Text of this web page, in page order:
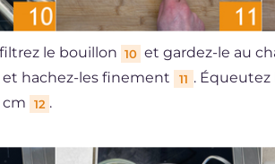
le bouillon 10 et gardez-le au
hachez-les finement
11 .
cm
12 .